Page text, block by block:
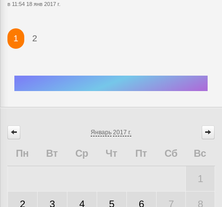
в 11:54 18 янв 2017 г.
1 2
Январь 2017 г.
Пн Вт Ср Чт Пт Сб Вс
1
2 3 4 5 6 7 8